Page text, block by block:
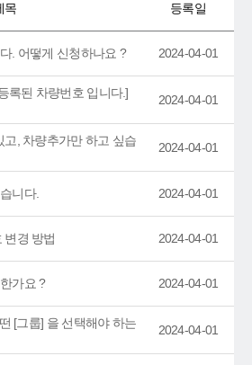
목 등록일
. 어떻게 신청하나요 ? 2024-04-01
록된 차량번호 입니다.]
2024-04-01
, 차량추가만 하고 싶습
2024-04-01
니다. 2024-04-01
변경 방법 2024-04-01
가요 ? 2024-04-01
[그룹] 을 선택해야 하는
2024-04-01